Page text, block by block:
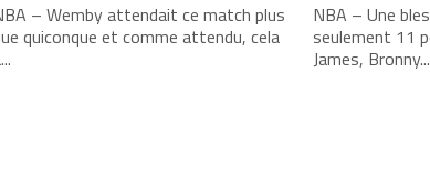
– Wemby attendait ce match plus
quiconque et comme attendu, cela
NBA – Une
seulement 11
James, Bronny...